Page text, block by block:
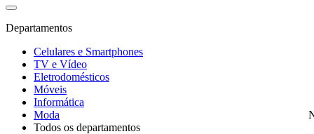
Departamentos
Celulares e Smartphones
TV e Vídeo
Eletrodomésticos
Móveis
Informática
Moda
Todos os departamentos